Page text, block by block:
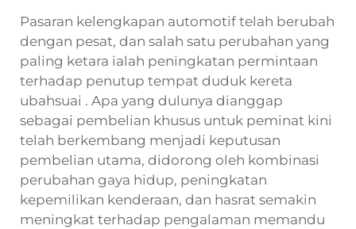
Pasaran kelengkapan automotif telah berubah
dengan pesat, dan salah satu perubahan yang
paling ketara ialah peningkatan permintaan
terhadap penutup tempat duduk kereta
ubahsuai . Apa yang dulunya dianggap
sebagai pembelian khusus untuk peminat kini
telah berkembang menjadi keputusan
pembelian utama, didorong oleh kombinasi
perubahan gaya hidup, peningkatan
kepemilikan kenderaan, dan hasrat semakin
meningkat terhadap pengalaman memandu